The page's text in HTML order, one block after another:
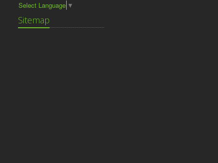
Select Language ▼
Sitemap